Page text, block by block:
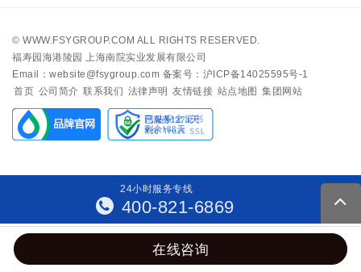
© WWW.FSYGROUP.COM ALL RIGHTS RESERVED.
福寿园海港陵园 上海南院实业发展有限公司
Email：website@fsygroup.com 备案号：沪ICP备14025595号-1
首页 公司简介 联系我们 法律声明 友情链接 站点地图 集团网站
24小时服务专线
400-821-6869
在线咨询